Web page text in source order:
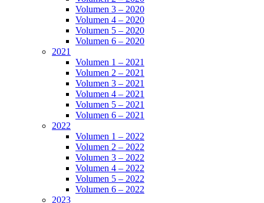
Volumen 3 – 2020
Volumen 4 – 2020
Volumen 5 – 2020
Volumen 6 – 2020
2021
Volumen 1 – 2021
Volumen 2 – 2021
Volumen 3 – 2021
Volumen 4 – 2021
Volumen 5 – 2021
Volumen 6 – 2021
2022
Volumen 1 – 2022
Volumen 2 – 2022
Volumen 3 – 2022
Volumen 4 – 2022
Volumen 5 – 2022
Volumen 6 – 2022
2023